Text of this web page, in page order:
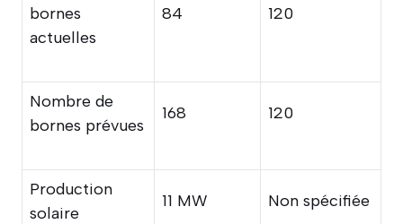
bornes
actuelles
84 120
Nombre de
bornes prévues
168 120
Production
solaire
11 MW Non spécifiée